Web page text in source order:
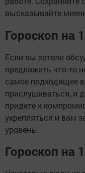
высказывайте
Гороскоп на
Если вы хотели
предложить что-то
самое подходящее
прислушиваться, и
придете к
укрепляться и вам
уровень.
Гороскоп на